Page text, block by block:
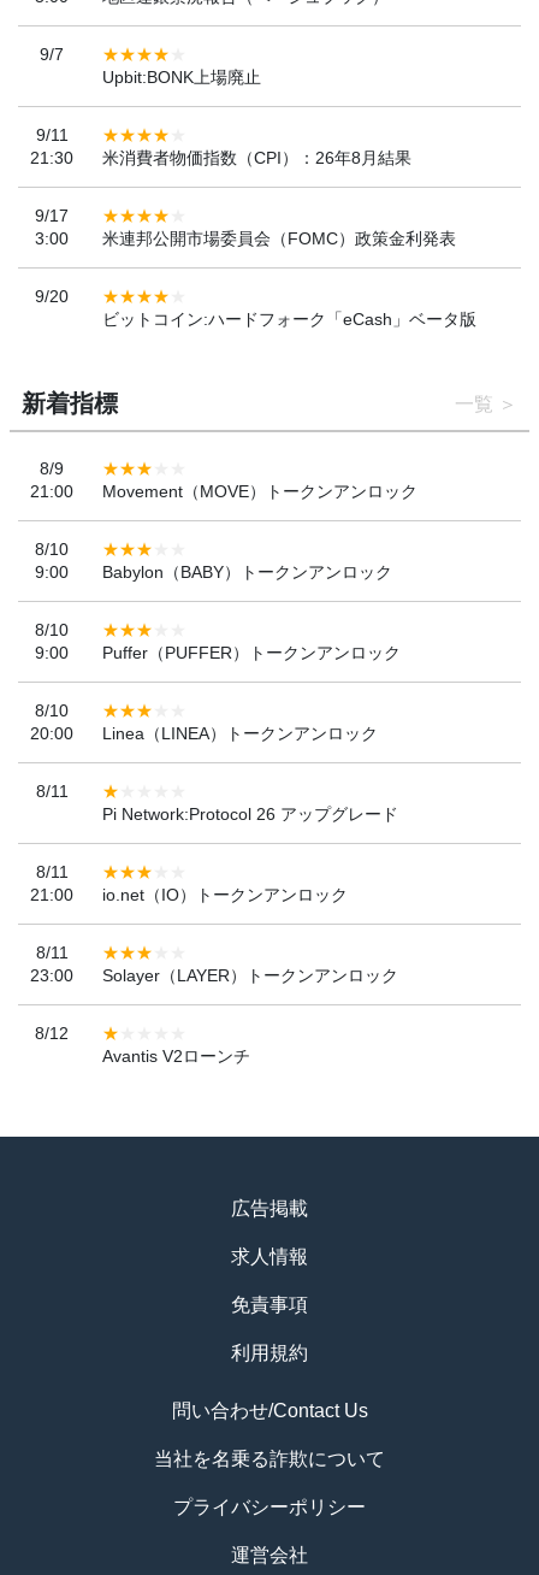
9/7
Upbit:BONK上場廃止
9/11
21:30
米消費者物価指数（CPI）：26年8月結果
9/17
3:00
米連邦公開市場委員会（FOMC）政策金利発表
9/20
ビットコイン:ハードフォーク「eCash」ベータ版
新着指標 一覧
8/9
21:00
Movement（MOVE）トークンアンロック
8/10
9:00
Babylon（BABY）トークンアンロック
8/10
9:00
Puffer（PUFFER）トークンアンロック
8/10
20:00
Linea（LINEA）トークンアンロック
8/11
Pi Network:Protocol 26 アップグレード
8/11
21:00
io.net（IO）トークンアンロック
8/11
23:00
Solayer（LAYER）トークンアンロック
8/12
Avantis V2ローンチ
広告掲載
求人情報
免責事項
利用規約
問い合わせ/Contact Us
当社を名乗る詐欺について
プライバシーポリシー
運営会社